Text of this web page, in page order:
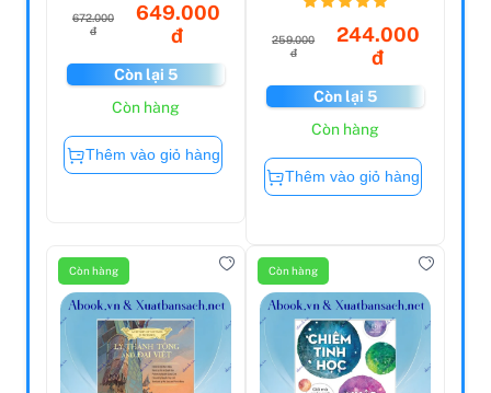
672.000
đ
649.000
đ
Còn lại 5
Còn hàng
Thêm vào giỏ hàng
259.000
đ
244.000
đ
Còn lại 5
Còn hàng
Thêm vào giỏ hàng
Còn hàng Còn hàng